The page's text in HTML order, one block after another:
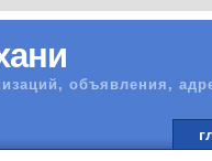
объявления,